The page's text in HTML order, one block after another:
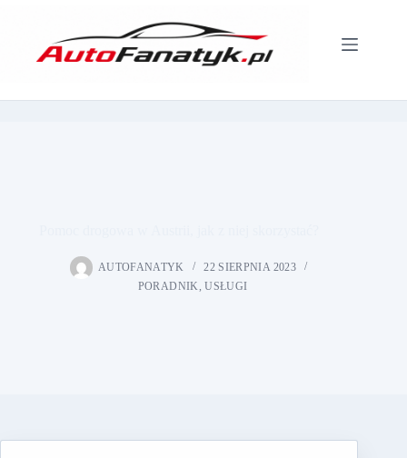
AUTOFANATYK
22 SIERPNIA 2023
PORADNIK,USŁUGI